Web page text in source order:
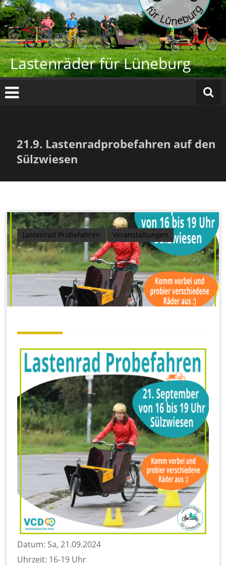
Zum
Inhalt
springen
Lastenräder für Lüneburg
21.9. Lastenradprobefahren auf den
Sülzwiesen
Lastenrad Probefahren Veranstaltungen
Datum: Sa, 21.09.2024
Uhrzeit: 16-19 Uhr